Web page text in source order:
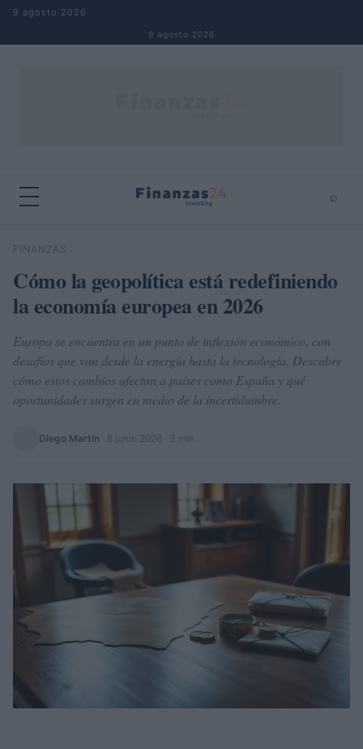
Saltar al contenido
9 agosto 2026
9 agosto 2026
⌕
Buscar
FINANZAS
Cómo la geopolítica está redefiniendo
la economía europea en 2026
Europa se encuentra en un punto de inflexión económico, con
desafíos que van desde la energía hasta la tecnología. Descubre
cómo estos cambios afectan a países como España y qué
oportunidades surgen en medio de la incertidumbre.
Diego Martín 8 junio 2026 · 3 min